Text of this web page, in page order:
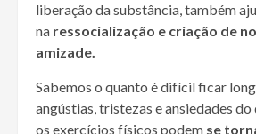
liberação da substância, também
na ressocialização e criação de
amizade.
Sabemos o quanto é difícil ficar
angústias, tristezas e ansiedades do
os exercícios físicos podem se